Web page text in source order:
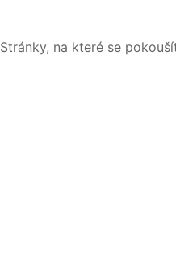
Stránky, na které se